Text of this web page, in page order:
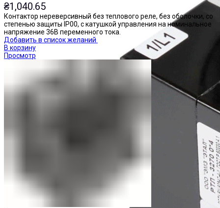
₴1,040.65
Контактор нереверсивный без теплового реле, без оболочки, со
степенью защиты IP00, с катушкой управления на номинальное
напряжение 36В переменного тока.
Добавить в список желаний
В корзину
Просмотр